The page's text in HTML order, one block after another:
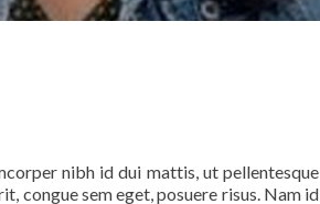
nibh id dui mattis, ut pellentesque
congue sem eget, posuere risus. Nam id